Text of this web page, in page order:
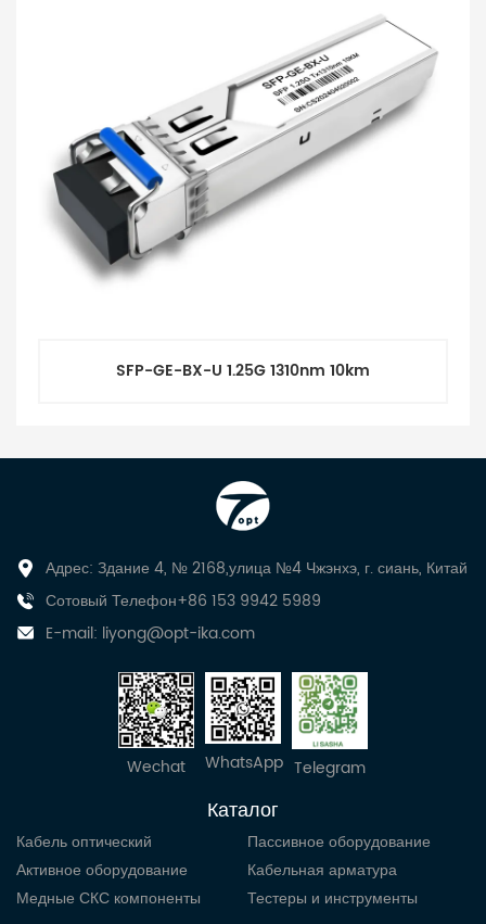
SFP-GE-BX-U 1.25G 1310nm 10km
Адрес: Здание 4, № 2168,улица №4 Чжэнхэ, г. сиань, Китай
Сотовый Телефон+86 153 9942 5989
E-mail: liyong@opt-ika.com
Wechat WhatsApp Telegram
Каталог
Кабель оптический
Пассивное оборудование
Активное оборудование
Кабельная арматура
Медные СКС компоненты
Тестеры и инструменты